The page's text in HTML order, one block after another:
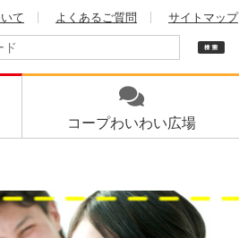
て よくあるご質問 サイトマップ
コープわいわい広場